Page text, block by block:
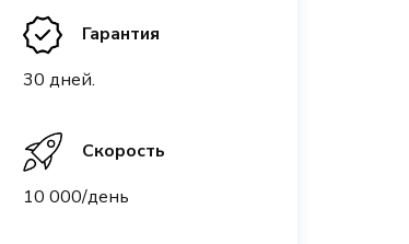
Гарантия
30 дней.
Скорость
10 000/день